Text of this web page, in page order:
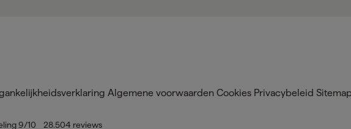
Algemene voorwaarden Cookies Privacybeleid
9/10 28.504 reviews